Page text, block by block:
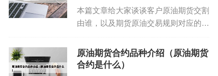
本篇文章给大家谈谈客户原油期货交割
由谁，以及期货原油交易规则对应的知
收藏本站喔。 本文目录一览： 1、原
油交割日是不是都会跌原油合约交割日
原油期货合约品种介绍（原油期货
合约是什么）